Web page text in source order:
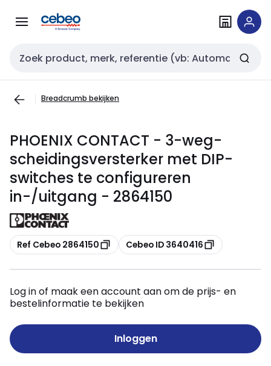
naar
naar
Zoekveld invoer
Breadcrumb bekijken
PHOENIX CONTACT - 3-weg-
scheidingsversterker met DIP-
switches te configureren
in-/uitgang - 2864150
Kopiëren
Ref Cebeo 2864150 Kopiëren
Cebeo ID 3640416
Log in of maak een account aan om de prijs- en
bestelinformatie te bekijken
Inloggen